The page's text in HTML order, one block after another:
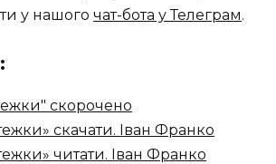
у нашого чат-бота у Телеграм.
скорочено
скачати. Іван Франко
читати. Іван Франко